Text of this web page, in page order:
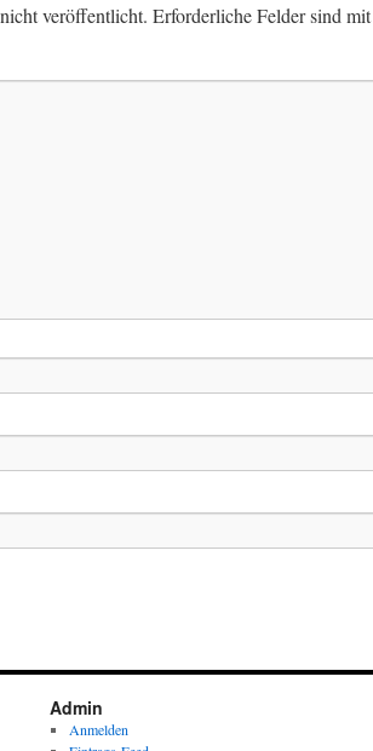
veröffentlicht. Erforderliche Felder sind mit
Admin
Anmelden